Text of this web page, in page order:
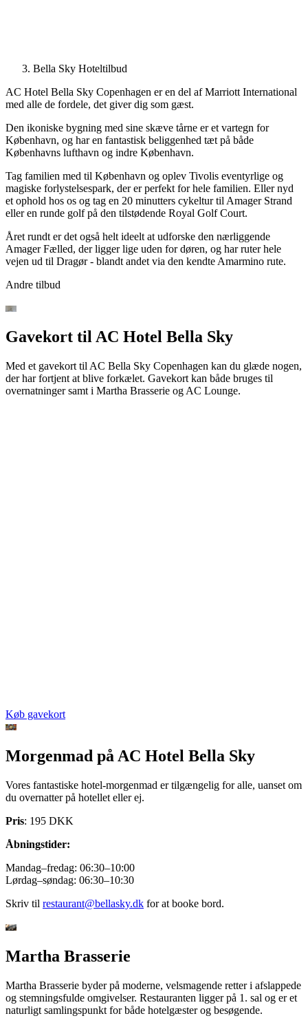
Bella Sky Hoteltilbud
AC Hotel Bella Sky Copenhagen er en del af Marriott International
med alle de fordele, det giver dig som gæst.
Den ikoniske bygning med sine skæve tårne er et vartegn for
København, og har en fantastisk beliggenhed tæt på både
Københavns lufthavn og indre København.
Tag familien med til København og oplev Tivolis eventyrlige og
magiske forlystelsespark, der er perfekt for hele familien. Eller nyd
et ophold hos os og tag en 20 minutters cykeltur til Amager Strand
eller en runde golf på den tilstødende Royal Golf Court.
Året rundt er det også helt ideelt at udforske den nærliggende
Amager Fælled, der ligger lige uden for døren, og har ruter hele
vejen ud til Dragør - blandt andet via den kendte Amarmino rute.
Andre tilbud
Gavekort til AC Hotel Bella Sky
Med et gavekort til AC Bella Sky Copenhagen kan du glæde nogen,
der har fortjent at blive forkælet. Gavekort kan både bruges til
overnatninger samt i Martha Brasserie og AC Lounge.
Køb gavekort
Morgenmad på AC Hotel Bella Sky
Vores fantastiske hotel-morgenmad er tilgængelig for alle, uanset om
du overnatter på hotellet eller ej.
Pris: 195 DKK
Åbningstider:
Mandag–fredag: 06:30–10:00
Lørdag–søndag: 06:30–10:30
Skriv til restaurant@bellasky.dk for at booke bord.
Martha Brasserie
Martha Brasserie byder på moderne, velsmagende retter i afslappede
og stemningsfulde omgivelser. Restauranten ligger på 1. sal og er et
naturligt samlingspunkt for både hotelgæster og besøgende.